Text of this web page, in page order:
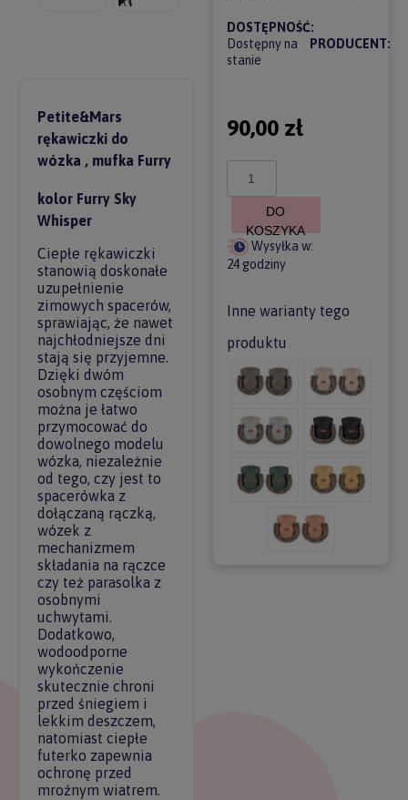
Petite&Mars
rękawiczki do
wózka , mufka Furry
kolor Furry Sky
Whisper
Ciepłe rękawiczki
stanowią doskonałe
uzupełnienie
zimowych spacerów,
sprawiając, że nawet
najchłodniejsze dni
stają się przyjemne.
Dzięki dwóm
osobnym częściom
można je łatwo
przymocować do
dowolnego modelu
wózka, niezależnie
od tego, czy jest to
spacerówka z
dołączaną rączką,
wózek z
mechanizmem
składania na rączce
czy też parasolka z
osobnymi
uchwytami.
Dodatkowo,
wodoodporne
wykończenie
skutecznie chroni
przed śniegiem i
lekkim deszczem,
natomiast ciepłe
futerko zapewnia
ochronę przed
mroźnym wiatrem.
DOSTĘPNOŚĆ:
Dostępny na
stanie
PRODUCENT:
90,00 zł
DO
KOSZYKA
Wysyłka w:
24 godziny
Inne warianty tego
produktu